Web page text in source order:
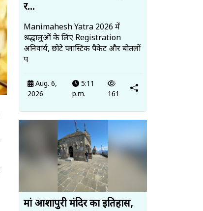
र...
Manimahesh Yatra 2026 में
श्रद्धालुओं के लिए Registration
अनिवार्य, छोटे प्लास्टिक पैकेट और बोतलों
प
Aug. 6,
2026
5:11
p.m.
161
मां आशापुरी मंदिर का इतिहास,